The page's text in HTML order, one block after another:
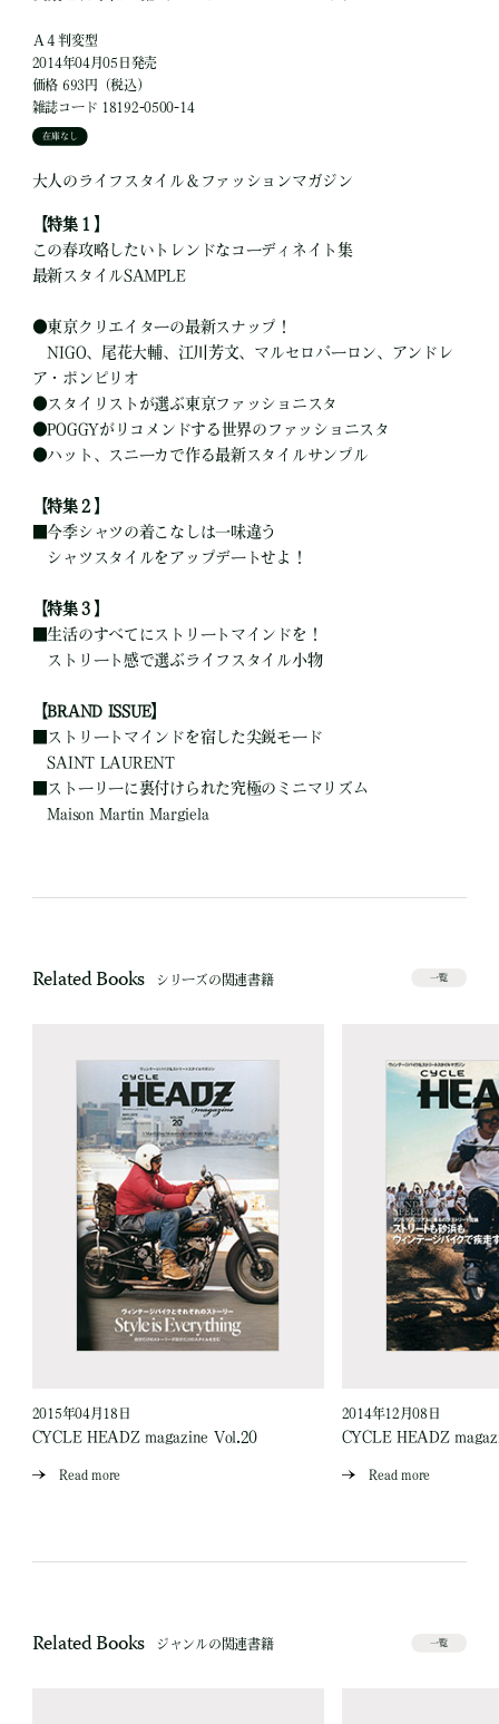
Ａ４判変型
2014年04月05日発売
価格 693円（税込）
雑誌コード 18192-0500-14
在庫なし
大人のライフスタイル＆ファッションマガジン
【特集１】
この春攻略したいトレンドなコーディネイト集
最新スタイルSAMPLE
●東京クリエイターの最新スナップ！
NIGO、尾花大輔、江川芳文、マルセロバーロン、アンドレ
ア・ポンピリオ
●スタイリストが選ぶ東京ファッショニスタ
●POGGYがリコメンドする世界のファッショニスタ
●ハット、スニーカで作る最新スタイルサンプル
【特集２】
■今季シャツの着こなしは一味違う
シャツスタイルをアップデートせよ！
【特集３】
■生活のすべてにストリートマインドを！
ストリート感で選ぶライフスタイル小物
【BRAND ISSUE】
ストリートマインドを宿した尖鋭モード
SAINT LAURENT
ストーリーに裏付けられた究極のミニマリズム
Maison Martin Margiela
Related Books シリーズの関連書籍 一覧
2015年04月18日
CYCLE HEADZ magazine Vol.20
Read more
2014年12月08日
CYCLE HEADZ
Read more
Related Books ジャンルの関連書籍 一覧